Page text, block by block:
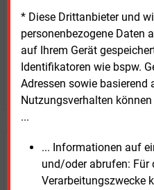
* Diese Drittanbieter und
personenbezogene Daten
auf Ihrem Gerät
Identifikatoren wie bspw.
Adressen sowie basierend
Nutzungsverhalten
...
... Informationen auf
und/oder abrufen: Für
Verarbeitungszwecke
JETZT ARTIKEL KAUFEN
Testen SieE&M
unverbindlich